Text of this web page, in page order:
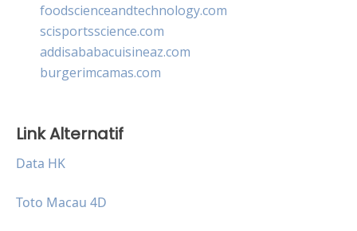
foodscienceandtechnology.com
scisportsscience.com
addisababacuisineaz.com
burgerimcamas.com
Link Alternatif
Data HK
Toto Macau 4D